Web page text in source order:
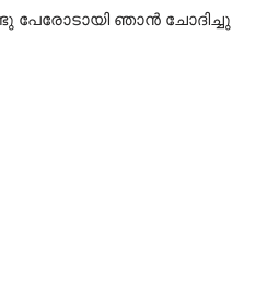
പേരോടായി ഞാൻ ചോദിച്ചു